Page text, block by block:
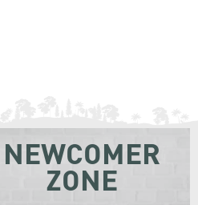
NEWCOMER
ZONE